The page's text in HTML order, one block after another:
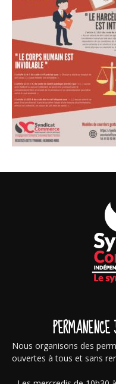
Nous organisons des
ouvertes à tous et sans